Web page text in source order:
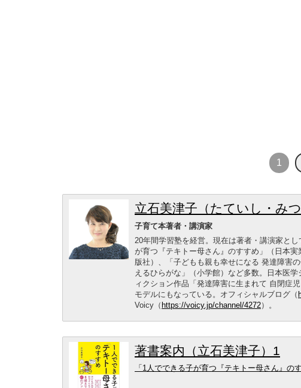
1
立石美津子（たていし・みつ
子育て本著者・講演家
20年間学習塾を経営。現在は著者・講演家と
が育つ『テキトー母さん』のすすめ」（日本
版社）、「子どもも親も幸せになる 発達障害
えるひらがな」（小学館）など多数。日本医
ィクション作品「発達障害に生まれて 自閉症
モデルにもなっている。オフィシャルブログ（
Voicy（ https://voicy.jp/channel/4272）。
著書案内（立石美津子）1
「1人でできる子が育つ『テキトー母さん』のす